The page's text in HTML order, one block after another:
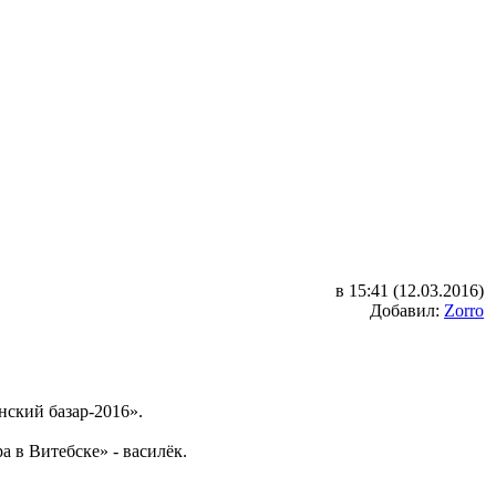
в 15:41 (12.03.2016)
Добавил: Zorro
базар-2016».
в Витебске» - василёк.